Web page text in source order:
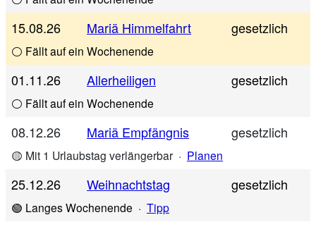
15.08.26 Mariä Himmelfahrt gesetzlich
⚪ Fällt auf ein Wochenende
01.11.26 Allerheiligen gesetzlich
⚪ Fällt auf ein Wochenende
08.12.26 Mariä Empfängnis gesetzlich
🟡 Mit 1 Urlaubstag verlängerbar · Planen
25.12.26 Weihnachtstag gesetzlich
🟢 Langes Wochenende · Tipp